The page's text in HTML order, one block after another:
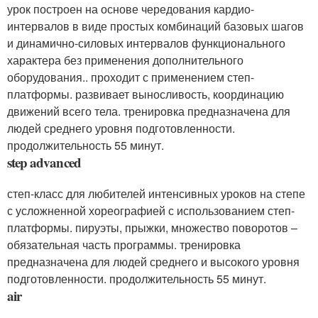
урок построен на основе чередования кардио-
интервалов в виде простых комбинаций базовых шагов
и динамично-силовых интервалов функционального
характера без применения дополнительного
оборудования.. проходит с применением степ-
платформы. развивает выносливость, координацию
движений всего тела. тренировка предназначена для
людей среднего уровня подготовленности.
продолжительность 55 минут.
step advanced
степ-класс для любителей интенсивных уроков на степе
с усложненной хореографией с использованием степ-
платформы. пируэты, прыжки, множество поворотов –
обязательная часть программы. тренировка
предназначена для людей среднего и высокого уровня
подготовленности. продолжительность 55 минут.
air